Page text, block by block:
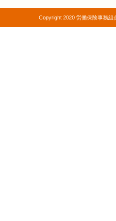
Copyright 2020 労働保険事務組